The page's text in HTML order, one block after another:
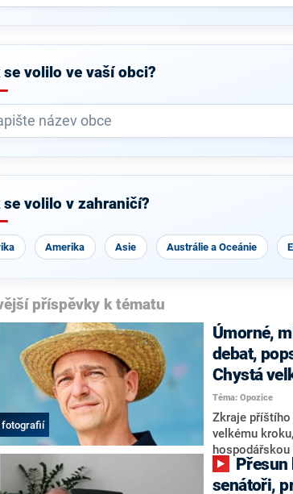
se volilo ve vaší obci?
se volilo v zahraničí?
Amerika Asie Austrálie a Oceánie
příspěvky k tématu
fotografií
Úmorné,
debat,
Chystá
Téma: Opozice
Zkraje
velkému
hospodářskou
stárnutí
nový
senátoři,